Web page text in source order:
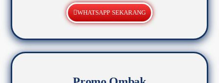
WHATSAPP SEKARANG